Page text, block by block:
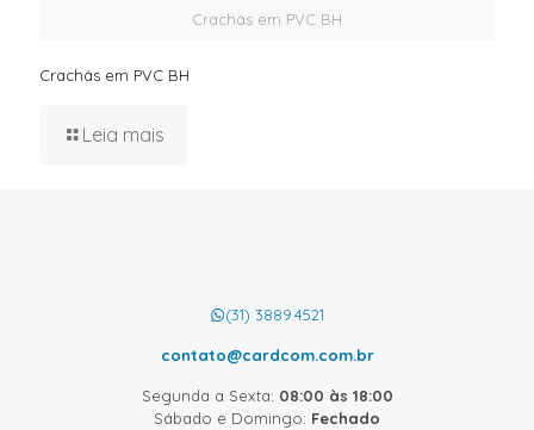
Crachás em PVC BH
Crachás em PVC BH
Leia mais
(31) 3889.4521
contato@cardcom.com.br
Segunda a Sexta: 08:00 às 18:00
Sábado e Domingo: Fechado